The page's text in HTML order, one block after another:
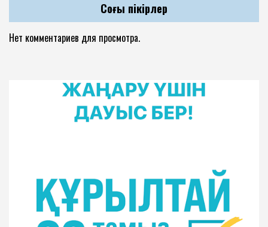
Соңғы пікірлер
Нет комментариев для просмотра.